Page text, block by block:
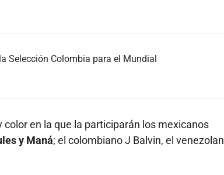
Selección Colombia para el Mundial
en la que la participarán los mexicanos
y Maná; el colombiano J Balvin, el